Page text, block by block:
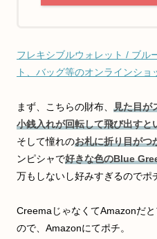
フレキシブルウォレット / ブル
ト、バッグ等のオンラインショ
まず、こちらの財布、 見た目が
小銭入れが回転して飛び出す
そして憧れのお札に折り目がつ
ンピシャで好きな色のBlue
万もしないし好みすぎるのでポ
CreemaじゃなくてAmazonだ
ので、Amazonにてポチ。